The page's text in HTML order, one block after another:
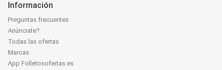
Información
Preguntas frecuentes
Anúnciate?
Todas las ofertas
Marcas
App Folletosofertas.es